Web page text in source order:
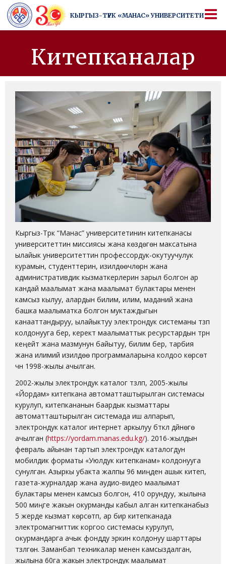
КЫРГЫЗ-ТҮРК «МАНАС» УНИВЕРСИТЕТИ
КЫРГЫЗ-ТҮРК«МАНАС» УНИВЕРСИТЕТИ
Университеттен да артык
Китепканалар
Кыргыз-Түрк “Манас” университетинин китепканасы
университеттин миссиясы жана көздөгөн максатына
ылайык университеттин профессордук-окутуучулук
курамын, студенттерин, изилдөөчүлөрүн жана
административдик кызматкерлерин зарыл болгон ар
кандай маалымат жана маалымат булактары менен
камсыз кылуу, алардын билим, илим, маданий жана
башка маалыматка болгон муктаждыгын
канааттандыруу, ылайыктуу электрондук системаны түзүп
колдонууга берүү, керектүү маалыматтык ресурстардын түрүн
кеңейтүү жана мазмунун байытуу, билим берүү, тарбия
жана илимий изилдөө программаларына колдоо көрсөтүү
үчүн 1998-жылы ачылган.
2002-жылы электрондук каталог түзүлүп, 2005-жылы
«Йордам» китепкана автоматташтырылган системасы
курулуп, китепкананын баардык кызматтары
автоматташтырылган системада иш алпарып,
электрондук каталог интернет аркылуу бүткүл дүйнөгө
ачылган (https://yordam.manas.edu.kg/). 2016-жылдын
февраль айынан тартып электрондук каталогдун
мобилдик форматы «Уюлдук китепканам» колдонууга
сунулган. Азыркы убакта жалпы 96 миңден ашык китеп,
газета-журналдар жана аудио-видео маалымат
булактары менен камсыз болгон, 410 орундуу, жылына
500 миңге жакын окурманды кабыл алган китепканабыз
5 жерде кызмат көрсөтүп, ар бир китепканада
электромагниттик коргоо системасы курулуп,
окурмандарга ачык фондду эркин колдонуу шарттары
түзүлгөн. Заманбап техникалар менен камсыздалган,
жылына 60га жакын электрондук маалымат